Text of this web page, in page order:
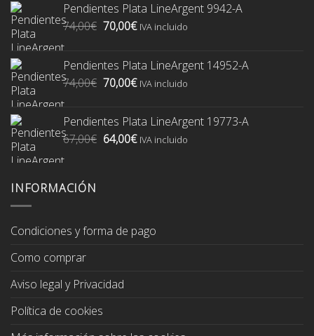
Pendientes Plata LineArgent 9942-A
74,00€ El
era:
74,00€.
70,00€El
es:
70,00€.
IVA incluido
Pendientes Plata LineArgent 14952-A
74,00€ El
era:
74,00€.
70,00€El
es:
70,00€.
IVA incluido
Pendientes Plata LineArgent 19773-A
67,00€ El
64,00€ElIVA incluido
INFORMACIÓN
Condiciones y forma de pago
Como comprar
Aviso legal y Privacidad
Política de cookies